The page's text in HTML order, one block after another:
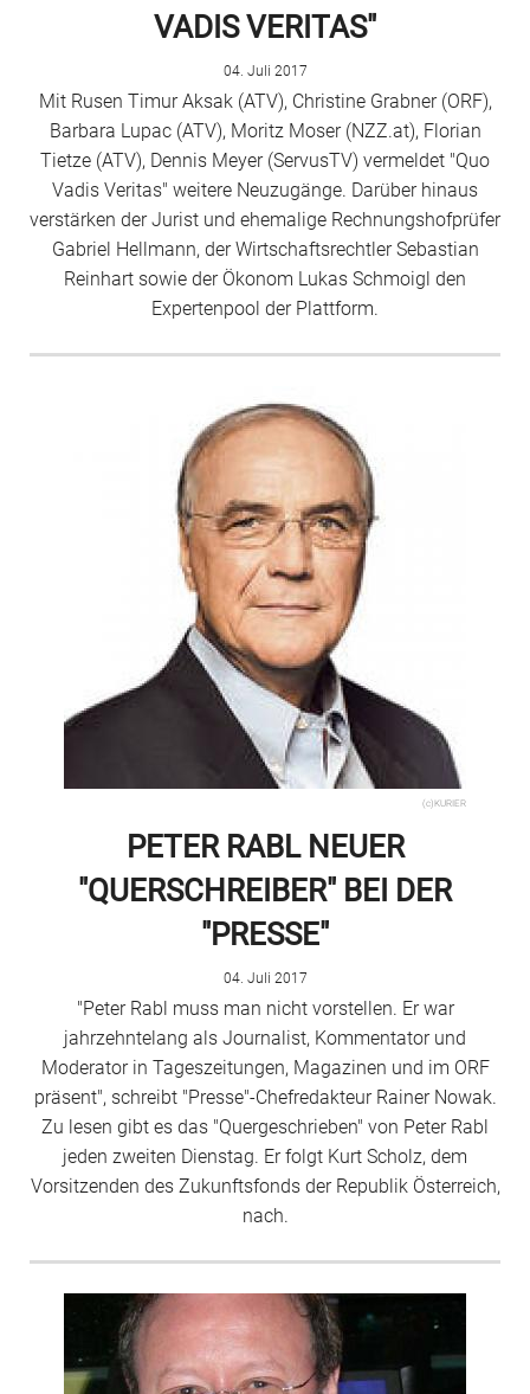
VADIS VERITAS"
04. Juli 2017
Mit Rusen Timur Aksak (ATV), Christine Grabner (ORF),
Barbara Lupac (ATV), Moritz Moser (NZZ.at), Florian
Tietze (ATV), Dennis Meyer (ServusTV) vermeldet "Quo
Vadis Veritas" weitere Neuzugänge. Darüber hinaus
verstärken der Jurist und ehemalige Rechnungshofprüfer
Gabriel Hellmann, der Wirtschaftsrechtler Sebastian
Reinhart sowie der Ökonom Lukas Schmoigl den
Expertenpool der Plattform.
(c)KURIER
PETER RABL NEUER
"QUERSCHREIBER" BEI DER
"PRESSE"
04. Juli 2017
"Peter Rabl muss man nicht vorstellen. Er war
jahrzehntelang als Journalist, Kommentator und
Moderator in Tageszeitungen, Magazinen und im ORF
präsent", schreibt "Presse"-Chefredakteur Rainer Nowak.
Zu lesen gibt es das "Quergeschrieben" von Peter Rabl
jeden zweiten Dienstag. Er folgt Kurt Scholz, dem
Vorsitzenden des Zukunftsfonds der Republik Österreich,
nach.